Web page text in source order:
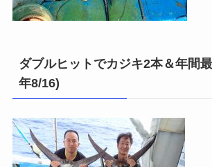
ダブルヒットでカジキ2本＆年間
年8/16)